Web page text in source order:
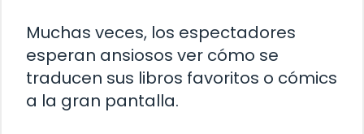
Muchas veces, los espectadores
esperan ansiosos ver cómo se
traducen sus libros favoritos o cómics
a la gran pantalla.